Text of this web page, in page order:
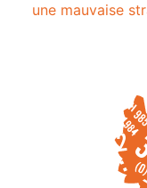
une mauvaise